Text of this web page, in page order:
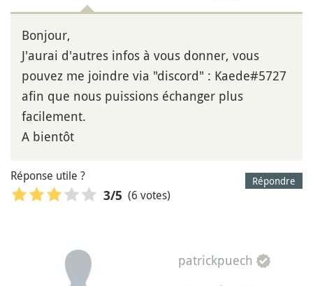
Bonjour,
J'aurai d'autres infos à vous donner, vous
pouvez me joindre via "discord" : Kaede#5727
afin que nous puissions échanger plus
facilement.
A bientôt
Répondre
Réponse utile ?
3/5 (6 votes)
patrickpuech